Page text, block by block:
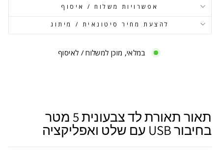
אפשרויות משלוח / איסוף
להצעת מחיר סיטונאית / מיתוג
במלאי, מוכן למשלוח / לאיסוף
תאור תאורת לד צבעונית 5 מטר
בחיבור USB עם שלט ואפליקציה